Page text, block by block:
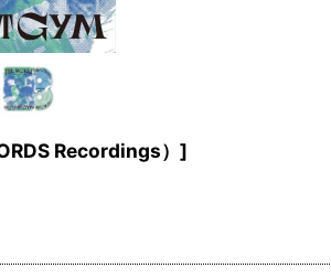
Recordings） ]